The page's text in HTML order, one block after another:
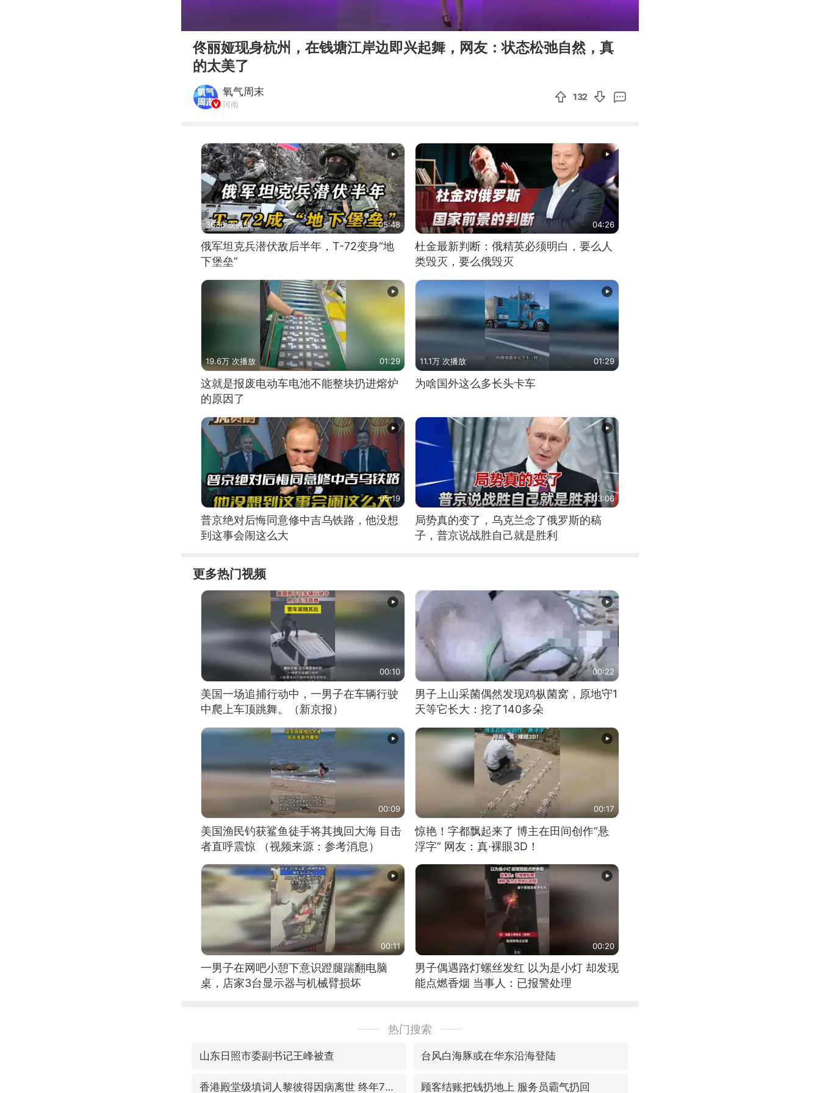
佟丽娅现身杭州，在钱塘江岸边即兴起舞，网友：状态松弛自然，真
的太美了
氧气周末
河南
132
3636 次播放 05:48
俄军坦克兵潜伏敌后半年，T-72变身“地
下堡垒”
04:26
杜金最新判断：俄精英必须明白，要么人
类毁灭，要么俄毁灭
19.6万 次播放 01:29
这就是报废电动车电池不能整块扔进熔炉
的原因了
11.1万 次播放 01:29
为啥国外这么多长头卡车
05:19
普京绝对后悔同意修中吉乌铁路，他没想
到这事会闹这么大
03:06
局势真的变了，乌克兰念了俄罗斯的稿
子，普京说战胜自己就是胜利
更多热门视频
00:10
美国一场追捕行动中，一男子在车辆行驶
中爬上车顶跳舞。（新京报）
00:22
男子上山采菌偶然发现鸡枞菌窝，原地守1
天等它长大：挖了140多朵
00:09
美国渔民钓获鲨鱼徒手将其拽回大海 目击
者直呼震惊 （视频来源：参考消息）
00:17
惊艳！字都飘起来了 博主在田间创作“悬
浮字” 网友：真·裸眼3D！
00:11
一男子在网吧小憩下意识蹬腿踹翻电脑
桌，店家3台显示器与机械臂损坏
00:20
男子偶遇路灯螺丝发红 以为是小灯 却发现
能点燃香烟 当事人：已报警处理
热门搜索
山东日照市委副书记王峰被查 台风白海豚或在华东沿海登陆
香港殿堂级填词人黎彼得因病离世 终年76岁 顾客结账把钱扔地上 服务员霸气扔回